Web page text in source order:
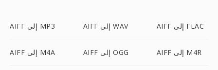
AIFF إلى MP3 AIFF إلى WAV AIFF إلى FLAC
AIFF إلى M4A AIFF إلى OGG AIFF إلى M4R